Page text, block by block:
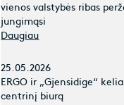
vienos valstybės ribas
jungimąsi
Daugiau
25.05.2026
ERGO ir „Gjensidige“
centrinį biurą